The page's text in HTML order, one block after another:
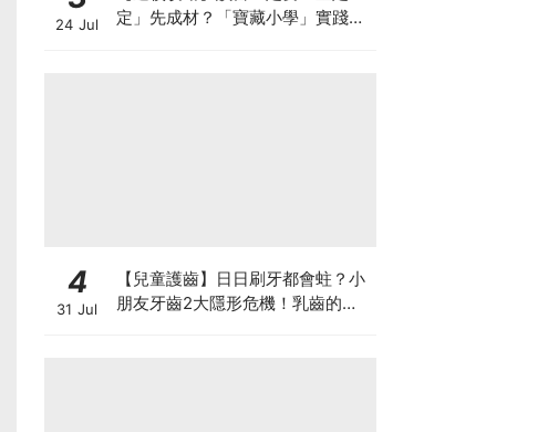
24 Jul
定」先成材？「寶藏小學」實踐動
4
31 Jul
【兒童護齒】日日刷牙都會蛀？小
朋友牙齒2大隱形危機！乳齒的琺